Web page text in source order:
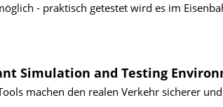
- praktisch getestet wird es im
Simulation and Testing
machen den realen Verkehr sicherer